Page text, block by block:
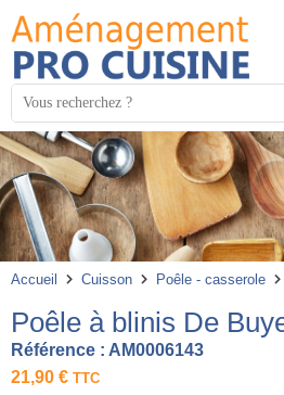
Mots
clés
:
Accueil Cuisson Poêle - casserole
Poêle à blinis De
Référence : AM0006143
21,90 € TTC